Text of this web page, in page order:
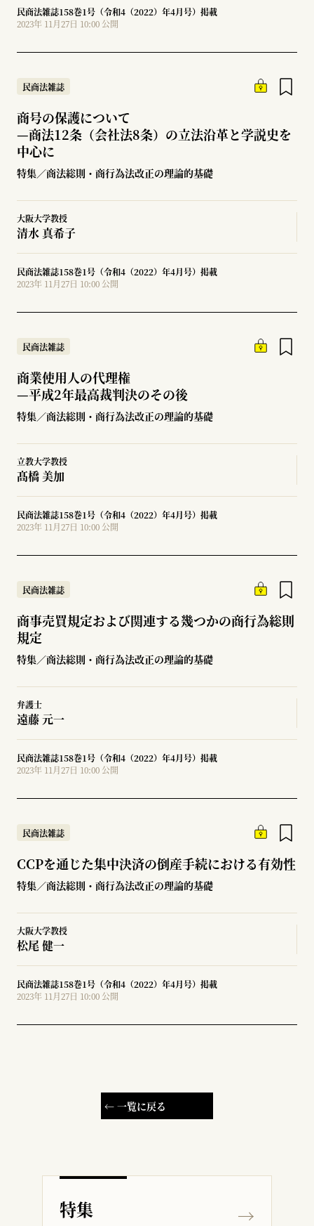
民商法雑誌158巻1号（令和4（2022）年4月号）掲載
2023年 11月27日 10:00 公開
民商法雑誌
商号の保護について
—商法12条（会社法8条）の立法沿革と学説史を
中心に
特集／商法総則・商行為法改正の理論的基礎
大阪大学教授
清水 真希子
民商法雑誌158巻1号（令和4（2022）年4月号）掲載
2023年 11月27日 10:00 公開
民商法雑誌
商業使用人の代理権
—平成2年最高裁判決のその後
特集／商法総則・商行為法改正の理論的基礎
立教大学教授
髙橋 美加
民商法雑誌158巻1号（令和4（2022）年4月号）掲載
2023年 11月27日 10:00 公開
民商法雑誌
商事売買規定および関連する幾つかの商行為総則
規定
特集／商法総則・商行為法改正の理論的基礎
弁護士
遠藤 元一
民商法雑誌158巻1号（令和4（2022）年4月号）掲載
2023年 11月27日 10:00 公開
民商法雑誌
CCPを通じた集中決済の倒産手続における有効性
特集／商法総則・商行為法改正の理論的基礎
大阪大学教授
松尾 健一
民商法雑誌158巻1号（令和4（2022）年4月号）掲載
2023年 11月27日 10:00 公開
← 一覧に戻る
特集